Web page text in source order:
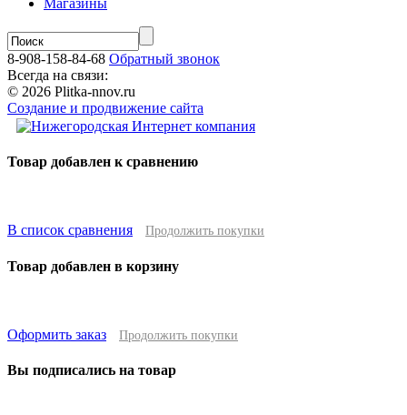
Магазины
8-908-158-84-68 Обратный звонок
Всегда на связи:
© 2026 Plitka-nnov.ru
Создание и продвижение сайта
Товар добавлен к сравнению
В список сравнения Продолжить покупки
Товар добавлен в корзину
Оформить заказ Продолжить покупки
Вы подписались на товар